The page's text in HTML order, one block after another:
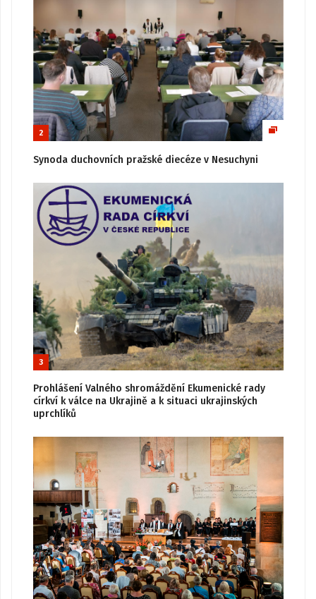
2
Synoda duchovních pražské diecéze v Nesuchyni
3
Prohlášení Valného shromáždění Ekumenické rady
církví k válce na Ukrajině a k situaci ukrajinských
uprchlíků